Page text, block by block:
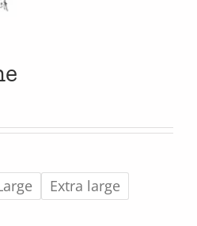
Extra large